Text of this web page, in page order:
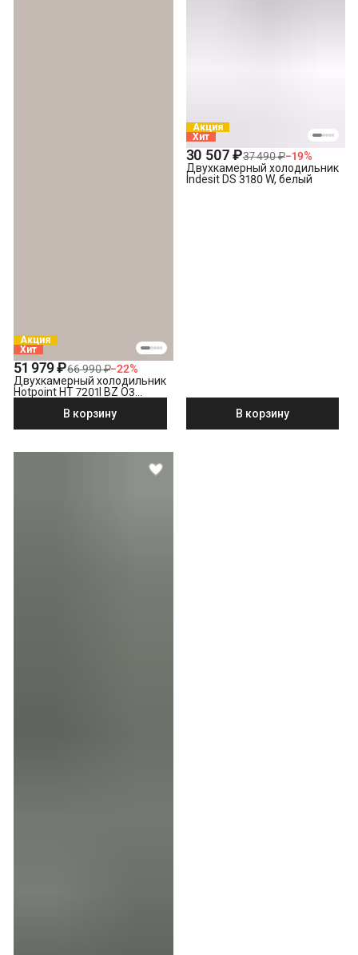
Акция
Хит
51 979 ₽66 990 ₽−22%
Двухкамерный холодильник
Hotpoint HT 7201I BZ O3
В корзину
Акция
Хит
30 507 ₽37 490 ₽−19%
Двухкамерный холодильник
Indesit DS 3180 W, белый
В корзину